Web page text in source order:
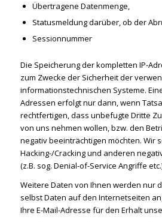
Übertragene Datenmenge,
Statusmeldung darüber, ob der
Sessionnummer
Die Speicherung der kompletten IP-
zum Zwecke der Sicherheit der
informationstechnischen Systeme.
Adressen erfolgt nur dann, wenn
rechtfertigen, dass unbefugte Dritte
von uns nehmen wollen, bzw. den
negativ beeinträchtigen möchten. Wir
Hacking-/Cracking und anderen
(z.B. sog. Denial-of-Service Angriffe
Weitere Daten von Ihnen werden nur
selbst Daten auf den Internetseiten
Ihre E-Mail-Adresse für den Erhalt